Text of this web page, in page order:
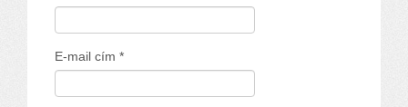
E-mail cím *